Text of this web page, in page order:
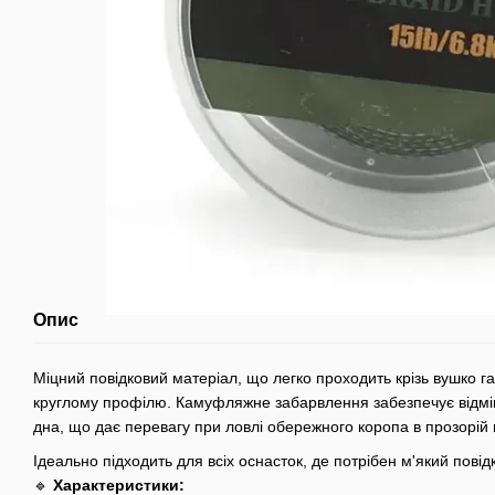
Опис
Міцний повідковий матеріал, що легко проходить крізь вушко
круглому профілю. Камуфляжне забарвлення забезпечує
дна, що дає перевагу при ловлі обережного коропа в прозорій
Ідеально підходить для всіх оснасток, де потрібен м'який
🔹 Характеристики: